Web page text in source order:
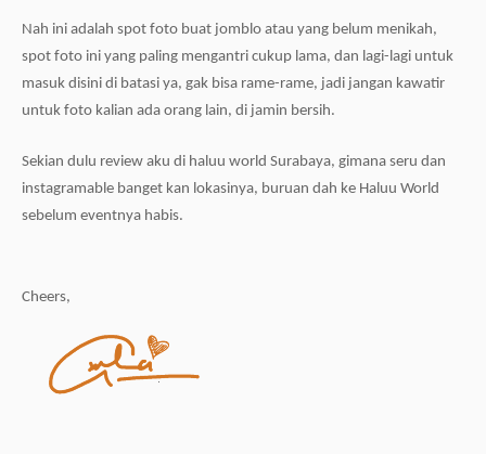
Nah ini adalah spot foto buat jomblo atau yang belum menikah,
spot foto ini yang paling mengantri cukup lama, dan lagi-lagi untuk
masuk disini di batasi ya, gak bisa rame-rame, jadi jangan kawatir
untuk foto kalian ada orang lain, di jamin bersih.
Sekian dulu review aku di haluu world Surabaya, gimana seru dan
instagramable banget kan lokasinya, buruan dah ke Haluu World
sebelum eventnya habis.
Cheers,